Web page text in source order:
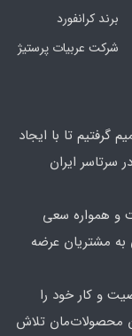
برند کرانفورد
شرکت عربیات پرستیژ
تا با ایجاد
سرتاسر ایران
و همواره سعی
به مشتریان عرضه
و کار خود را
محصولات‌مان تلاش